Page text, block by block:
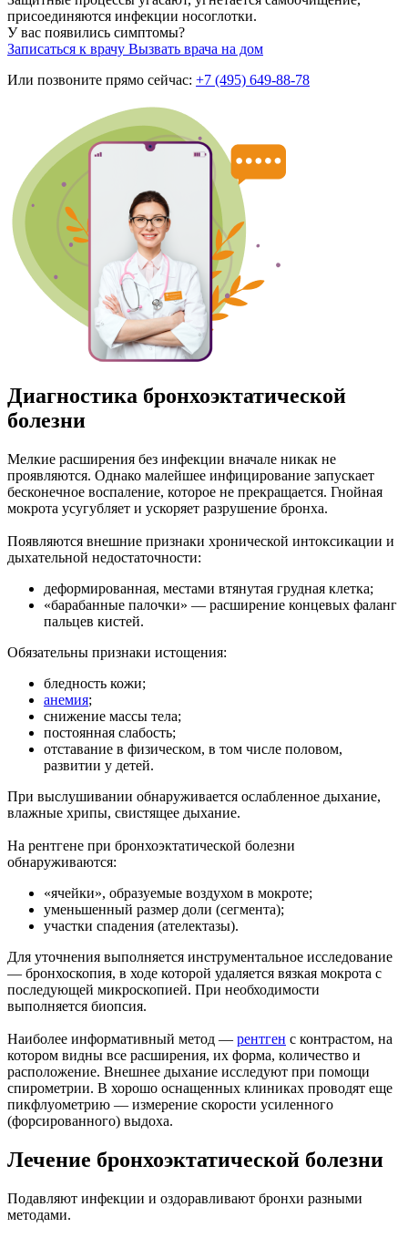
присоединяются инфекции носоглотки.
У вас появились симптомы?
Записаться к врачу Вызвать врача на дом
Или позвоните прямо сейчас: +7 (495) 649-88-78
Диагностика бронхоэктатической
болезни
Мелкие расширения без инфекции вначале никак не
проявляются. Однако малейшее инфицирование запускает
бесконечное воспаление, которое не прекращается. Гнойная
мокрота усугубляет и ускоряет разрушение бронха.
Появляются внешние признаки хронической интоксикации и
дыхательной недостаточности:
деформированная, местами втянутая грудная клетка;
«барабанные палочки» — расширение концевых фаланг
пальцев кистей.
Обязательны признаки истощения:
бледность кожи;
анемия;
снижение массы тела;
постоянная слабость;
отставание в физическом, в том числе половом,
развитии у детей.
При выслушивании обнаруживается ослабленное дыхание,
влажные хрипы, свистящее дыхание.
На рентгене при бронхоэктатической болезни
обнаруживаются:
«ячейки», образуемые воздухом в мокроте;
уменьшенный размер доли (сегмента);
участки спадения (ателектазы).
Для уточнения выполняется инструментальное исследование
— бронхоскопия, в ходе которой удаляется вязкая мокрота с
последующей микроскопией. При необходимости
выполняется биопсия.
Наиболее информативный метод — рентген с контрастом, на
котором видны все расширения, их форма, количество и
расположение. Внешнее дыхание исследуют при помощи
спирометрии. В хорошо оснащенных клиниках проводят еще
пикфлуометрию — измерение скорости усиленного
(форсированного) выдоха.
Лечение бронхоэктатической болезни
Подавляют инфекции и оздоравливают бронхи разными
методами.